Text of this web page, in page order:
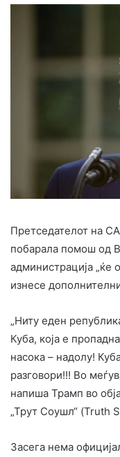
Претседателот на
побарала помош од
администрација „ќе
изнесе
„Ниту еден
Куба, која е
насока – надолу!
разговори!!! Во
напиша Трамп во
„Трут Соушл“ (Truth
Засега нема